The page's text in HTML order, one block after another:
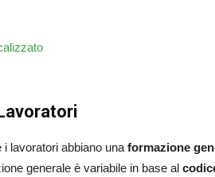
lavoratori abbiano una formazione
generale è variabile in base al